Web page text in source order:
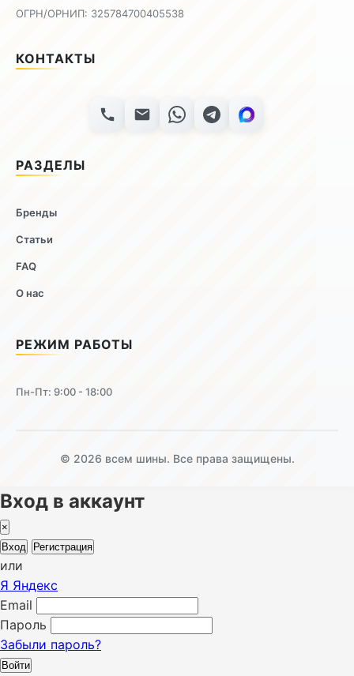
ОГРН/ОРНИП: 325784700405538
КОНТАКТЫ
РАЗДЕЛЫ
Бренды
Статьи
FAQ
О нас
РЕЖИМ РАБОТЫ
Пн-Пт: 9:00 - 18:00
© 2026 всем шины. Все права защищены.
Вход в аккаунт
×
Вход
Регистрация
или
Я Яндекс
Email
Пароль
Забыли пароль?
Войти